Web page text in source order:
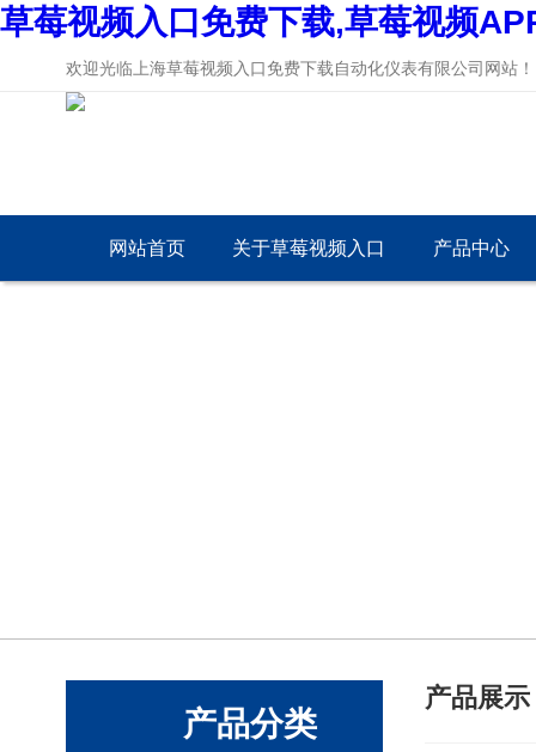
草莓视频入口免费下载,草莓视频
欢迎光临上海草莓视频入口免费下载自动化仪表有限公司网站！
网站首页 关于草莓视频入口 产品中心
产品分类
产品展示